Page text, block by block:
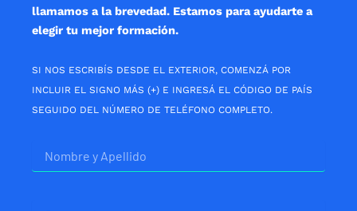
llamamos a la brevedad. Estamos para ayudarte a
elegir tu mejor formación.
SI NOS ESCRIBÍS DESDE EL EXTERIOR, COMENZÁ POR
INCLUIR EL SIGNO MÁS (+) E INGRESÁ EL CÓDIGO DE PAÍS
SEGUIDO DEL NÚMERO DE TELÉFONO COMPLETO.